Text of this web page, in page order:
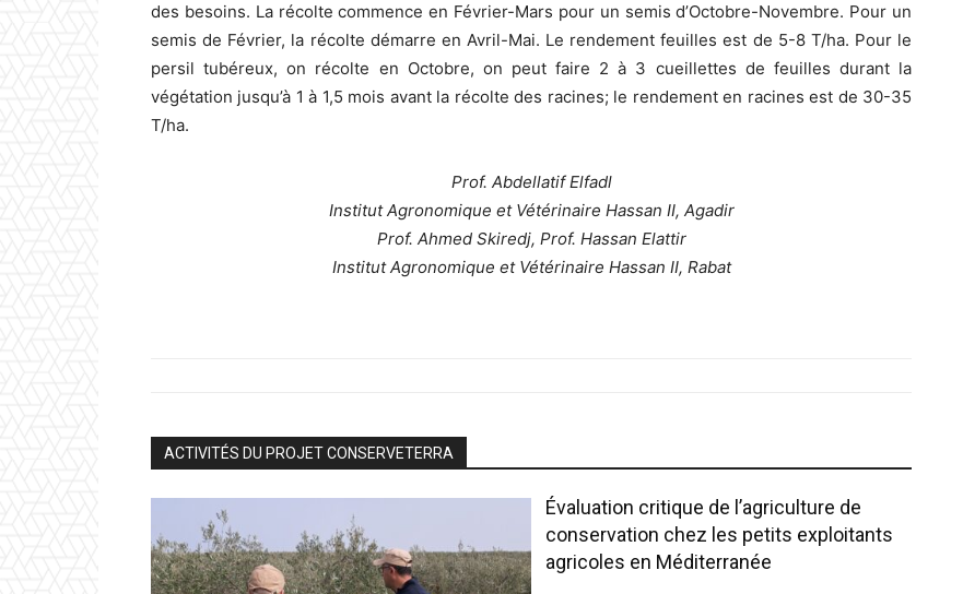
des besoins. La récolte commence en Février-Mars pour un semis d’Octobre-Novembre. Pour un
semis de Février, la récolte démarre en Avril-Mai. Le rendement feuilles est de 5-8 T/ha. Pour le
persil tubéreux, on récolte en Octobre, on peut faire 2 à 3 cueillettes de feuilles durant la
végétation jusqu’à 1 à 1,5 mois avant la récolte des racines; le rendement en racines est de 30-35
T/ha.
Prof. Abdellatif Elfadl
Institut Agronomique et Vétérinaire Hassan II, Agadir
Prof. Ahmed Skiredj, Prof. Hassan Elattir
Institut Agronomique et Vétérinaire Hassan II, Rabat
ACTIVITÉS DU PROJET CONSERVETERRA
Évaluation critique de l’agriculture de
conservation chez les petits exploitants
agricoles en Méditerranée